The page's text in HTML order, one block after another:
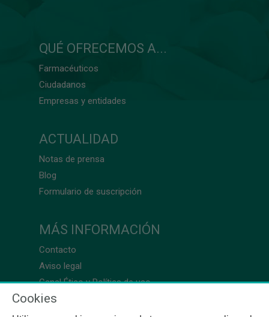
QUÉ OFRECEMOS A...
Farmacéuticos
Ciudadanos
Empresas y entidades
ACTUALIDAD
Notas de prensa
Blog
Formulario de suscripción
MÁS INFORMACIÓN
Contacto
Aviso legal
Canal Ético y Política de uso
Cookies